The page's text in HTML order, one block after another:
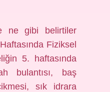
ne gibi belirtiler
Fiziksel
5. haftasında
bulantısı, baş
sık idrara